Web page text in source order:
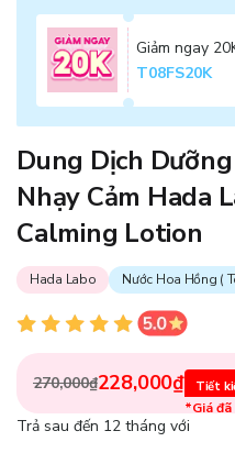
Giảm ngay
T08FS20K
Dung Dịch
Nhạy Cảm Hada
Calming Lotion
Hada Labo Nước Hoa Hồng (
270,000₫228,000₫ Tiết
*Giá
Trả sau đến 12 tháng với